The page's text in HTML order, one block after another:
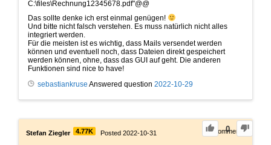
C:\files\Rechnung12345678.pdf"@@
Das sollte denke ich erst einmal genügen!
Und bitte nicht falsch verstehen. Es muss natürlich nicht alles
integriert werden.
Für die meisten ist es wichtig, dass Mails versendet werden
können und eventuell noch, dass Dateien direkt gespeichert
werden können, ohne, dass das GUI auf geht. Die anderen
Funktionen sind nice to have!
sebastiankruse Answered question 2022-10-29
0
Stefan Ziegler 4.77K Posted 2022-10-31 2Comments